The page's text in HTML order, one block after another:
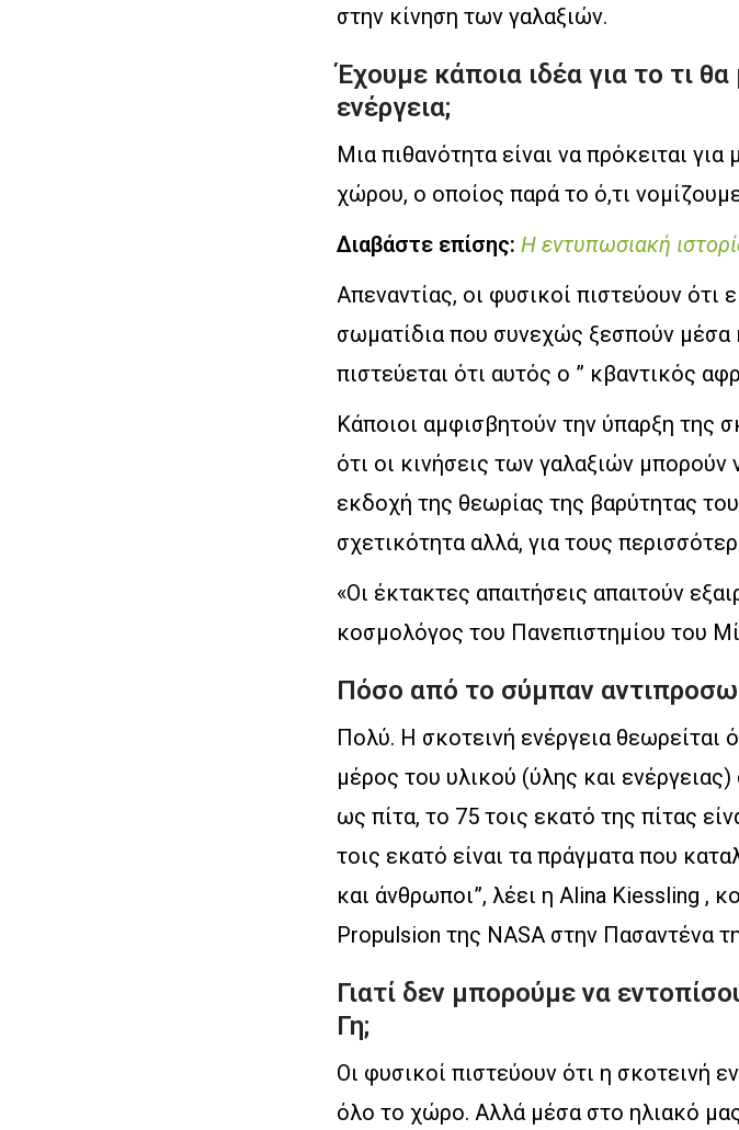
στην κίνηση των γαλαξιών.
Έχουμε κάποια ιδέα για το τι
ενέργεια;
Μια πιθανότητα είναι να πρόκειται
χώρου, ο οποίος παρά το ό,τι
Διαβάστε επίσης: Η εντυπωσιακή
Απεναντίας, οι φυσικοί πιστεύουν ότι
σωματίδια που συνεχώς ξεσπούν μέσα
πιστεύεται ότι αυτός ο ” κβαντικός
Κάποιοι αμφισβητούν την ύπαρξη της
ότι οι κινήσεις των γαλαξιών
εκδοχή της θεωρίας της βαρύτητας
σχετικότητα αλλά, για τους
«Οι έκτακτες απαιτήσεις απαιτούν
κοσμολόγος του Πανεπιστημίου του
Πόσο από το σύμπαν
Πολύ. Η σκοτεινή ενέργεια θεωρείται
μέρος του υλικού (ύλης και
ως πίτα, το 75 τοις εκατό της πίτας
τοις εκατό είναι τα πράγματα που
και άνθρωποι”, λέει η Alina Kiessling ,
Propulsion της NASA στην Πασαντένα
Γιατί δεν μπορούμε να
Γη;
Οι φυσικοί πιστεύουν ότι η σκοτεινή
όλο το χώρο. Αλλά μέσα στο ηλιακό